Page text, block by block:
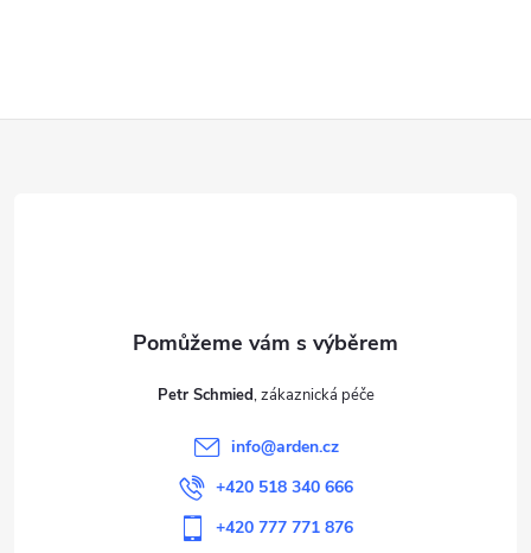
Petr Schmied
info@arden.cz
+420 518 340 666
+420 777 771 876